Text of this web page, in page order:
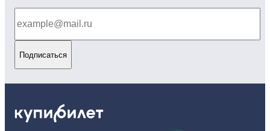
Подписаться